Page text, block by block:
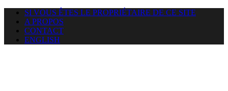
SI VOUS ÊTES LE PROPRIÉTAIRE DE CE SITE
A PROPOS
CONTACT
ENGLISH